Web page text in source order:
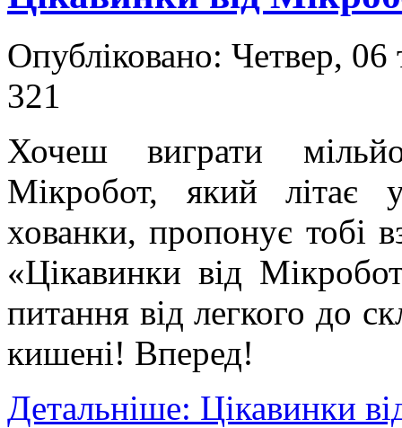
Опубліковано: Четвер,
321
Хочеш виграти
Мікробот, який літає
хованки, пропонує тобі
«Цікавинки від
питання від легкого до
кишені! Вперед!
Детальніше: Цікавинки